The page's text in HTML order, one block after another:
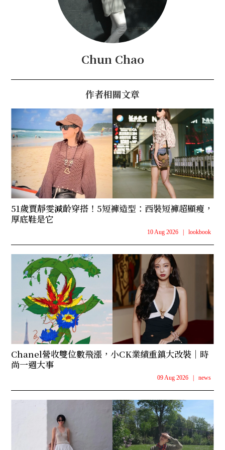
Chun Chao
作者相關文章
51歲賈靜雯減齡穿搭！5短褲造型：西裝短褲超顯瘦，
厚底鞋是它
10 Aug 2026 lookbook
Chanel營收雙位數飛漲，小CK業績重鎮大改裝｜時
尚一週大事
09 Aug 2026 news